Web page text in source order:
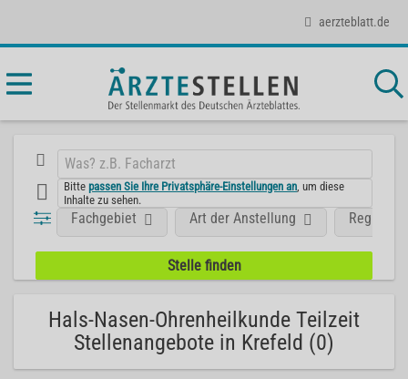
aerzteblatt.de
Bittepassen Sie Ihre Privatsphäre-Einstellungen an , um diese
Inhalte zu sehen.
Fachgebiet Art der Anstellung Region
Hals-Nasen-Ohrenheilkunde Teilzeit
Stellenangebote in Krefeld (0)